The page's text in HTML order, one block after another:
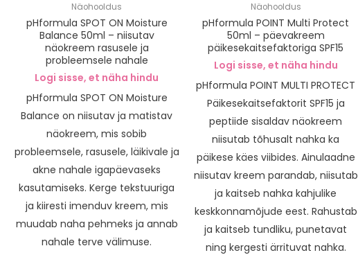
Näohooldus
pHformula SPOT ON Moisture
Balance 50ml – niisutav
näokreem rasusele ja
probleemsele nahale
Logi sisse, et näha hindu
pHformula SPOT ON Moisture
Balance on niisutav ja matistav
näokreem, mis sobib
probleemsele, rasusele, läikivale ja
akne nahale igapäevaseks
kasutamiseks. Kerge tekstuuriga
ja kiiresti imenduv kreem, mis
muudab naha pehmeks ja annab
nahale terve välimuse.
Näohooldus
pHformula POINT Multi Protect
50ml – päevakreem
päikesekaitsefaktoriga SPF15
Logi sisse, et näha hindu
pHformula POINT MULTI PROTECT
Päikesekaitsefaktorit SPF15 ja
peptiide sisaldav näokreem
niisutab tõhusalt nahka ka
päikese käes viibides. Ainulaadne
niisutav kreem parandab, niisutab
ja kaitseb nahka kahjulike
keskkonnamõjude eest. Rahustab
ja kaitseb tundliku, punetavat
ning kergesti ärrituvat nahka.